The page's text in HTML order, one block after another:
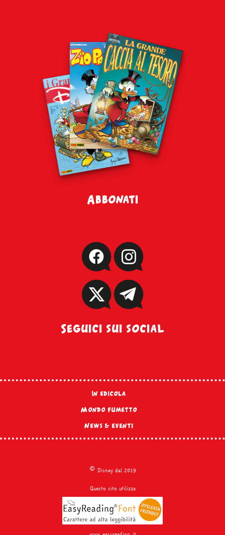
Abbonati
Seguici sui social
In edicola
Mondo fumetto
News & eventi
© Disney dal 2019
Questo sito utilizza